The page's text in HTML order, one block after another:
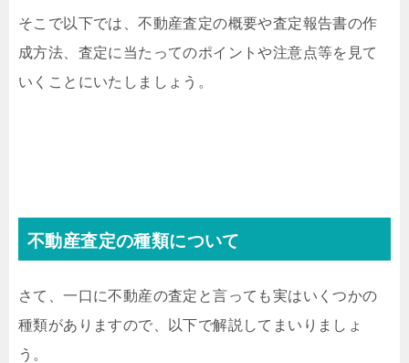
そこで以下では、不動産査定の概要や査定報告書の作
成方法、査定に当たってのポイントや注意点等を見て
いくことにいたしましょう。
不動産査定の種類について
さて、一口に不動産の査定と言っても実はいくつかの
種類がありますので、以下で解説してまいりましょ
う。